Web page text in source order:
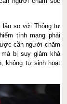
lần so với Thông tư
tính mạng phải
cần người chăm
bị suy giảm khả
không tự sinh hoạt